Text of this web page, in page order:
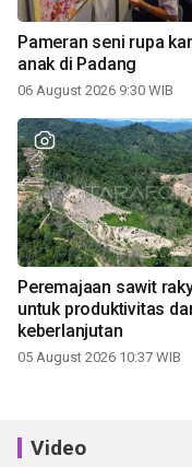
Pameran seni rupa
anak di Padang
06 August 2026 9:30 WIB
Peremajaan sawit
untuk produktivitas
keberlanjutan
05 August 2026 10:37 WIB
Video